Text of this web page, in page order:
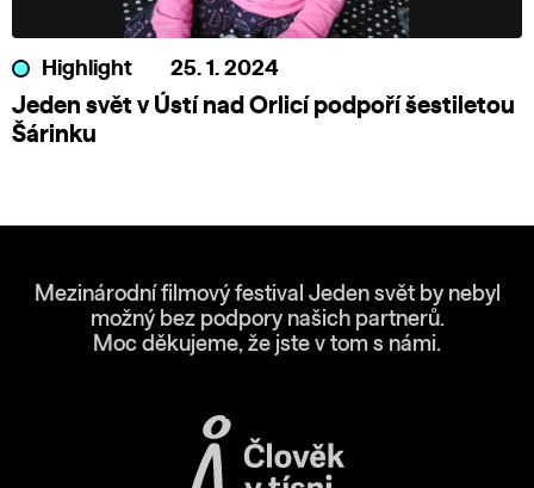
Highlight 25. 1. 2024
Jeden svět v Ústí nad Orlicí podpoří šestiletou
Šárinku
Mezinárodní filmový festival Jeden svět by nebyl
možný bez podpory našich partnerů.
Moc děkujeme, že jste v tom s námi.